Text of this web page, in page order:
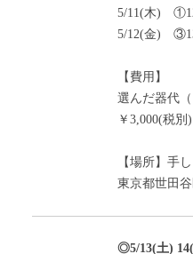
5/11(木)
5/12(金)
【費用】
選んだ器代
￥3,000(税
【場所】手
東京都世田
◎5/13(土) 14(